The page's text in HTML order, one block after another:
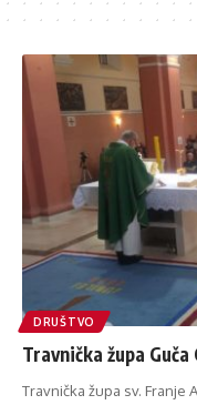
DRUŠTVO
Travnička župa
Travnička župa sv. Franje